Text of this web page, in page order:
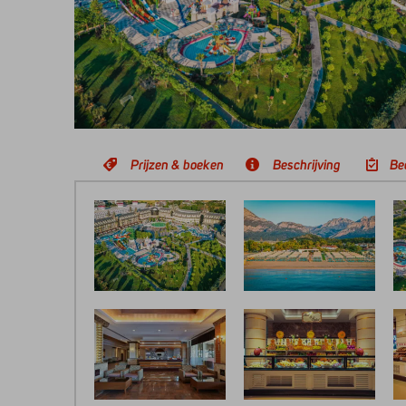
Prijzen & boeken Beschrijving